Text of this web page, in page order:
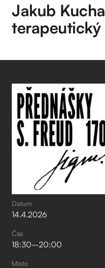
Jakub
terapeutický
Datum
14.4.2026
Čas
18:30–⁠20:00
Místo